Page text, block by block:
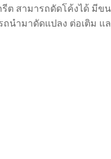
รีต สามารถดัดโค้งได้ มีข
ถนำมาดัดแปลง ต่อเติม แ